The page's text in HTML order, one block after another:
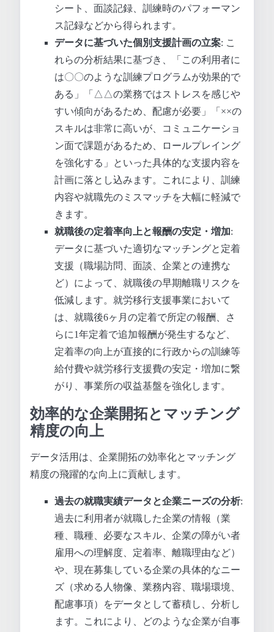
シート、面談記録、訓練時のパフォーマン
ス記録などから得られます。
データに基づいた個別支援計画の立案: こ
れらの分析結果に基づき、「この利用者に
は〇〇のような訓練プログラムが効果的で
ある」「△△の業務ではストレスを感じや
すい傾向があるため、配慮が必要」「××の
スキルは非常に高いが、コミュニケーショ
ン面で課題があるため、ロールプレイング
を強化する」といった具体的な支援内容を
計画に落とし込みます。これにより、訓練
内容や就職先のミスマッチを大幅に軽減で
きます。
就職後の定着率向上と報酬の安定・増加:
データに基づいた適切なマッチングと定着
支援（職場訪問、面談、企業との連携な
ど）によって、就職後の早期離職リスクを
低減します。就労移行支援事業において
は、就職後6ヶ月の定着で所定の報酬、さ
らに1年定着で追加報酬が発生するなど、
定着率の向上が直接的に行政からの訓練等
給付費や就労移行支援費の安定・増加に繋
がり、事業所の収益基盤を強化します。
効率的な企業開拓とマッチング
精度の向上
データ活用は、企業開拓の効率化とマッチング
精度の飛躍的な向上に貢献します。
過去の就職実績データと企業ニーズの分析:
過去に利用者が就職した企業の情報（業
種、職種、必要なスキル、企業の障がい者
雇用への理解度、定着率、離職理由など）
や、現在募集している企業の具体的なニー
ズ（求める人物像、業務内容、職場環境、
配慮事項）をデータとして蓄積し、分析し
ます。これにより、どのような企業が自事